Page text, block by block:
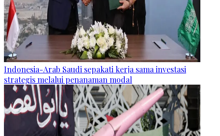
Indonesia-Arab Saudi sepakati kerja sama investasi
strategis melalui penanaman modal